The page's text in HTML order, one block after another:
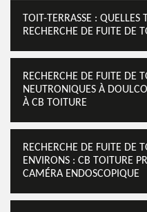
TOIT-TERRASSE : QUELLES
RECHERCHE DE FUITE DE
RECHERCHE DE FUITE DE
NEUTRONIQUES À
À CB TOITURE
RECHERCHE DE FUITE DE
ENVIRONS : CB TOITURE
CAMÉRA ENDOSCOPIQUE